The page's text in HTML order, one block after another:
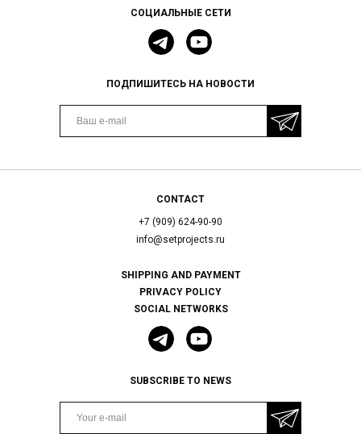
СОЦИАЛЬНЫЕ СЕТИ
ПОДПИШИТЕСЬ НА НОВОСТИ
CONTACT
+7 (909) 624-90-90
info@setprojects.ru
SOCIAL NETWORKS
SUBSCRIBE TO NEWS
SHIPPING AND PAYMENT
PRIVACY POLICY